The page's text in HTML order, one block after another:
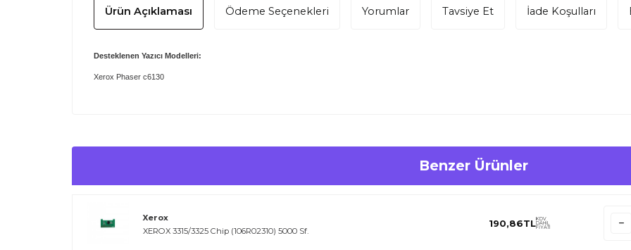
Ürün Açıklaması Ödeme Seçenekleri Yorumlar Tavsiye Et İade Koşulları
Desteklenen Yazıcı Modelleri:
Xerox Phaser c6130
Benzer Ürünler
Xerox
XEROX 3315/3325 Chip (106R02310) 5000 Sf.
190,86TLKDV
DAHİL
FİYATI